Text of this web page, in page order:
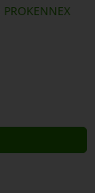
PROKENNEX